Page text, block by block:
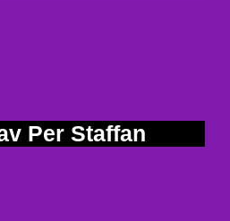
Per Staffan